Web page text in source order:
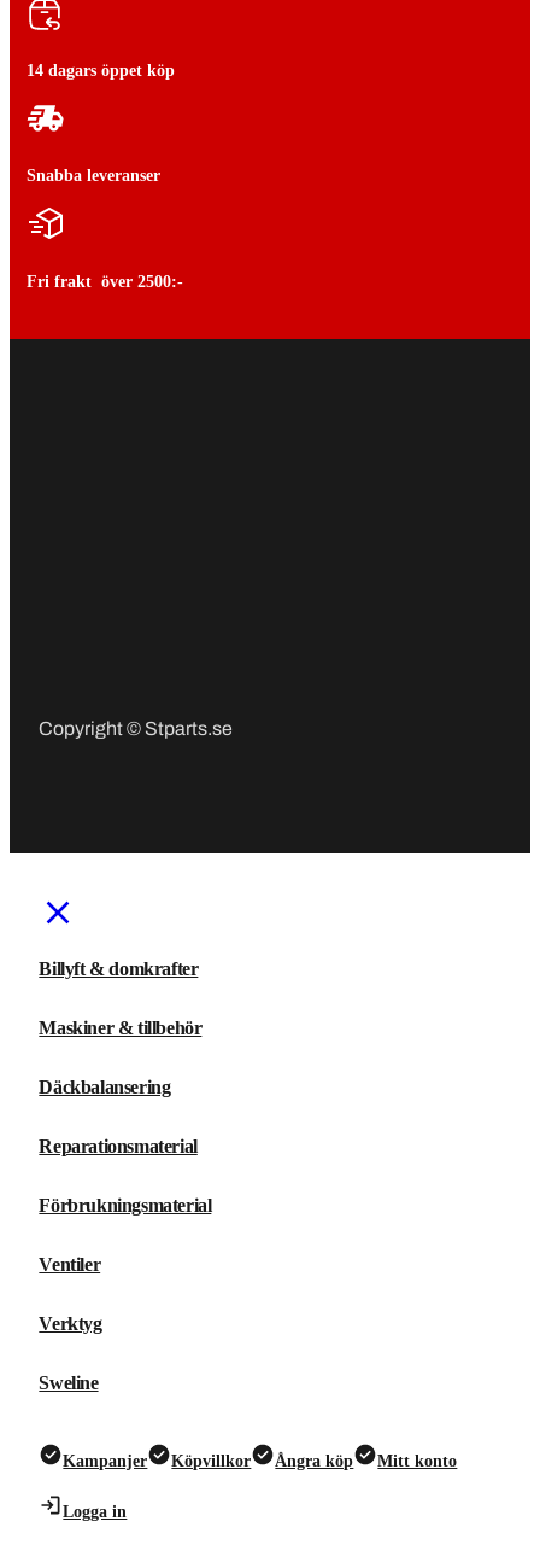
14 dagars öppet köp
Snabba leveranser
Fri frakt över 2500:-
Copyright © Stparts.se
Billyft & domkrafter
Maskiner & tillbehör
Däckbalansering
Reparationsmaterial
Förbrukningsmaterial
Ventiler
Verktyg
Sweline
Kampanjer Köpvillkor Ångra köp Mitt konto
Logga in